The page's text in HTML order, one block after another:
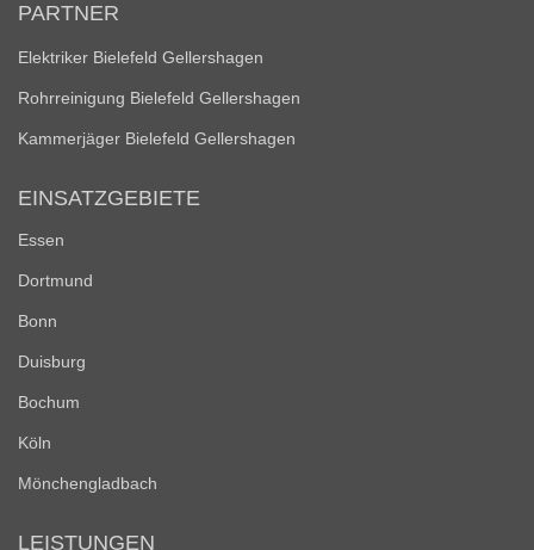
PARTNER
Elektriker Bielefeld Gellershagen
Rohrreinigung Bielefeld Gellershagen
Kammerjäger Bielefeld Gellershagen
EINSATZGEBIETE
Essen
Dortmund
Bonn
Duisburg
Bochum
Köln
Mönchengladbach
LEISTUNGEN